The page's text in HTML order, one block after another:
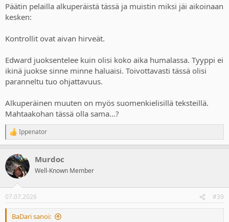
Päätin pelailla alkuperäistä tässä ja muistin miksi jäi aikoinaan
kesken:
Kontrollit ovat aivan hirveät.
Edward juoksentelee kuin olisi koko aika humalassa. Tyyppi ei
ikinä juokse sinne minne haluaisi. Toivottavasti tässä olisi
paranneltu tuo ohjattavuus.
Alkuperäinen muuten on myös suomenkielisillä teksteillä.
Mahtaakohan tässä olla sama...?
R
e
c
t
i
s
:
Ippenator
Murdoc
Well-Known Member
07.07.2026 #39
BaDari sanoi: